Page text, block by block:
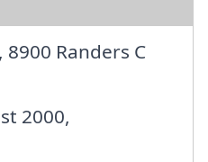
Randers C
2000,